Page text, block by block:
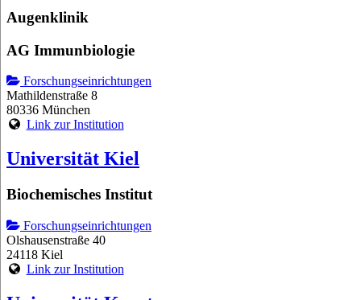
Augenklinik
AG Immunbiologie
Forschungseinrichtungen
Mathildenstraße 8
80336 München
Link zur Institution
Universität Kiel
Biochemisches Institut
Forschungseinrichtungen
Olshausenstraße 40
24118 Kiel
Link zur Institution